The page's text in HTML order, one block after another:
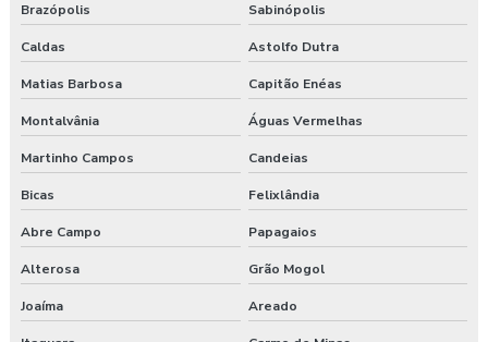
Brazópolis Sabinópolis
Caldas Astolfo Dutra
Matias Barbosa Capitão Enéas
Montalvânia Águas Vermelhas
Martinho Campos Candeias
Bicas Felixlândia
Abre Campo Papagaios
Alterosa Grão Mogol
Joaíma Areado